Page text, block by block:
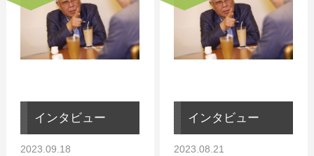
インタビュー
2023.09.18
インタビュー
2023.08.21